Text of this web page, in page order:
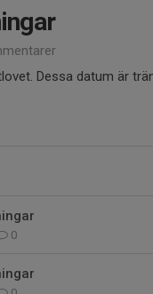
Dessa datum är
0